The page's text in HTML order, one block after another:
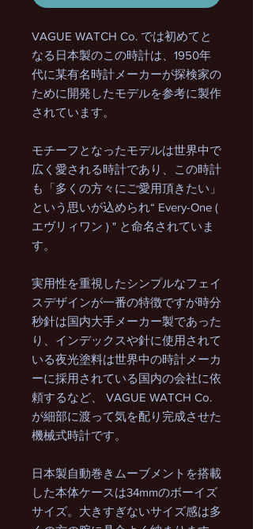
VAGUE WATCH Co. では初めてと
なる日本製のこの時計は、1950年
代に某有名時計メーカーが探検家の
ために開発したモデルを参考に製作
されています。
モチーフとなったモデルは世界中で
広く愛される時計であり、この時計
も「多くの方々にご愛用頂きたい」
という思いが込められ“ Every-One (
エヴリィワン ) " と命名されていま
す。
実用性を重視したシンプルなフェイ
スデザインが一番の特徴ですが時分
秒針は国内大手メーカー製であった
り、インデックスや針に使用されて
いる夜光塗料は世界中の時計メーカ
ーに採用されている国内の会社に依
頼するなど、 VAGUE WATCH Co.
が細部に渡って気を配り完成させた
機械式時計です。
日本製自動巻きムーブメントを搭載
した本体ケースは34mmのボーイズ
サイズ。大きすぎないサイズ感は多